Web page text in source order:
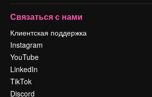
Связаться с нами
Клиентская поддержка
Instagram
YouTube
LinkedIn
TikTok
Discord